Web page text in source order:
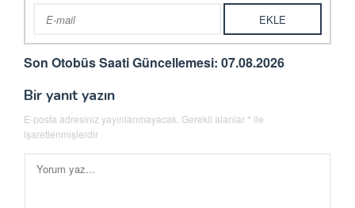
Son Otobüs Saati Güncellemesi: 07.08.2026
Bir yanıt yazın
E-posta adresiniz yayınlanmayacak. Gerekli alanlar * ile
işaretlenmişlerdir